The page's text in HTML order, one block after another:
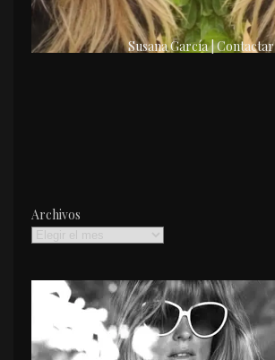
Susana García | Contactar
Archivos